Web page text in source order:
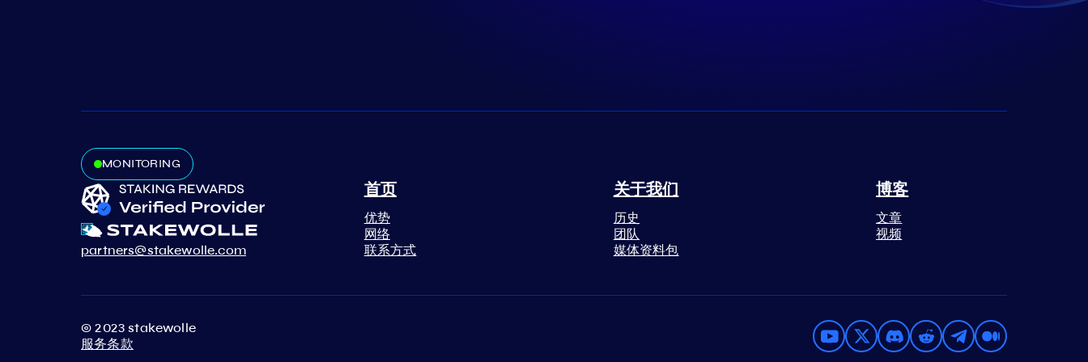
MONITORING
partners@stakewolle.com
首页
优势
网络
联系方式
关于我们
历史
团队
媒体资料包
博客
文章
视频
© 2023 stakewolle
服务条款